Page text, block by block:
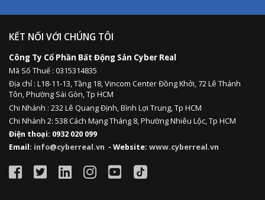
KẾT NỐI VỚI CHÚNG TÔI
Công Ty Cổ Phần Bất Động Sản Cyber Real
Mã Số Thuế : 0315314835
Địa chỉ : L18-11-13,Tầng 18, Vincom Center Đồng Khởi, 72 Lê Thánh
Tôn, Phường Sài Gòn, Tp HCM
Chi Nhánh : 232 Lê Quang Định,Bình Lợi Trung,Tp HCM
Chi Nhánh 2: 538 Cách Mạng Tháng 8, Phường Nhiêu Lộc, Tp HCM
Điện thoại: 0932 020 099
Email: info@cyberreal.vn - Website: www.cyberreal.vn